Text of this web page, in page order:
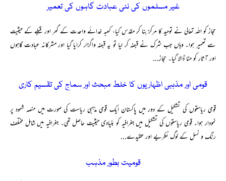
غیر مسلموں کی نئی عبادت گاہوں کی تعمیر
حجاز کو اللہ تعالی نے توحید کا مرکز بنا کر مقدس کیا، کعبہ خدائے واحدت کے گھر اور قبلے کے حیثیت
سے تعمیر ہوا۔ وہاں جب شرک نے قبضہ کر لیا تو یہ قبضہ واگزار کرایا گیا اور مشرکانہ عبادت گاہوں
اور آثار کو مٹا ڈالا گیا۔ حجاز...
قومی اور مذہبی اظہاریوں کا خلط مبحث اور سماج کی تقسیم کاری
قومی ریاستوں کی تشکیل کے دور میں پاکستان ایک قومی مذہبی ریاست کی صورت میں منصہ شہود پر
نمودار ہوا۔ قومی ریاستوں کی تشکیل میں جغرافیہ کو بنیادی حیثیت حاصل تھی۔ جغرافیہ میں شامل مختلف
رنگ و نسل کے لوگ نظریے اور عقیدے...
قومیت بطور مذہب